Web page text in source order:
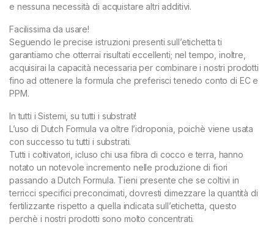
e nessuna necessità di acquistare altri additivi.
Facilissima da usare!
Seguendo le precise istruzioni presenti sull’etichetta ti
garantiamo che otterrai risultati eccellenti; nel tempo, inoltre,
acquisirai la capacità necessaria per combinare i nostri prodotti
fino ad ottenere la formula che preferisci tenedo conto di EC e
PPM.
In tutti i Sistemi, su tutti i substrati!
L’uso di Dutch Formula va oltre l’idroponia, poichè viene usata
con successo tu tutti i substrati.
Tutti i coltivatori, icluso chi usa fibra di cocco e terra, hanno
notato un notevole incremento nelle produzione di fiori
passando a Dutch Formula. Tieni presente che se coltivi in
terricci specifici preconcimati, dovresti dimezzare la quantità di
fertilizzante rispetto a quella indicata sull’etichetta, questo
perchè i nostri prodotti sono molto concentrati.